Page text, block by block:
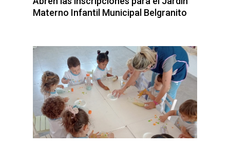
Materno Infantil Municipal Belgranito